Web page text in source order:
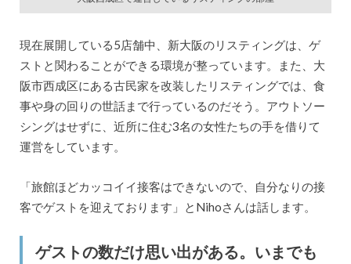
現在展開している5店舗中、新大阪のリスティングは、ゲ
ストと関わることができる環境が整っています。また、大
阪市西成区にある古民家を改装したリスティングでは、食
事や身の回りの世話まで行っているのだそう。アウトソー
シングはせずに、近所に住む3名の女性たちの手を借りて
運営をしています。
「旅館ほどカッコイイ接客はできないので、自分なりの接
客でゲストを迎えております」とNihoさんは話します。
ゲストの数だけ思い出がある。いまでも